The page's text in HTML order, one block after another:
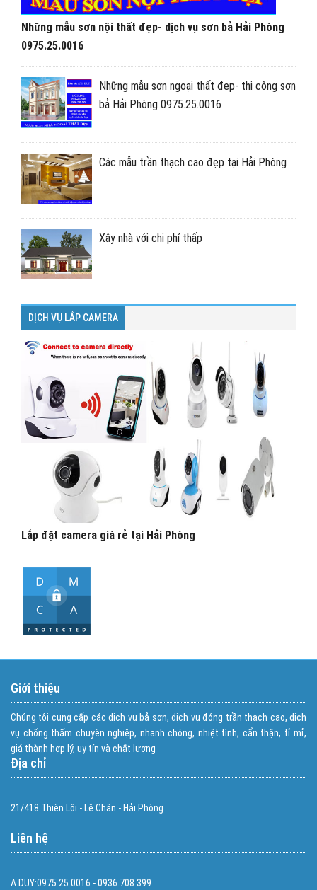
Những mẫu sơn nội thất đẹp- dịch vụ sơn bả Hải Phòng
0975.25.0016
Những mẫu sơn ngoại thất đẹp- thi công sơn
bả Hải Phòng 0975.25.0016
Các mẫu trần thạch cao đẹp tại Hải Phòng
Xây nhà với chi phí thấp
DỊCH VỤ LẮP CAMERA
Lắp đặt camera giá rẻ tại Hải Phòng
Giới thiệu
Chúng tôi cung cấp các dịch vụ bả sơn, dịch vụ đóng trần thạch cao, dịch
vụ chống thấm chuyên nghiệp, nhanh chóng, nhiệt tình, cẩn thận, tỉ mỉ,
giá thành hợp lý, uy tín và chất lượng
Địa chỉ
21/418 Thiên Lôi - Lê Chân - Hải Phòng
Liên hệ
A DUY:0975.25.0016 - 0936.708.399